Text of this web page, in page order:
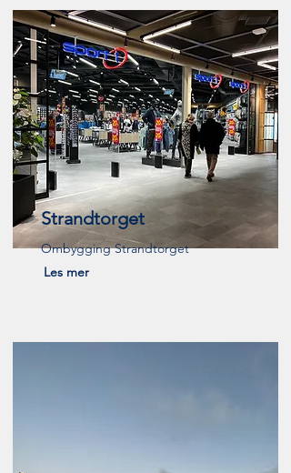
Strandtorget
Ombygging Strandtorget
Les mer